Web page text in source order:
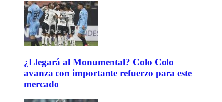
¿Llegará al Monumental? Colo Colo
avanza con importante refuerzo para este
mercado